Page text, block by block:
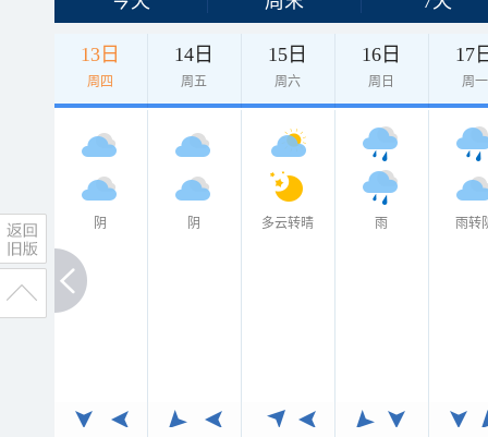
13日
周四
14日
周五
15日
周六
16日
周日
17
周一
阴 阴 多云转晴 雨 雨转